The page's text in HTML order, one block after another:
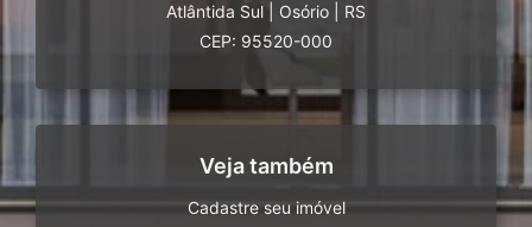
Atlântida Sul
Osório
RS
CEP: 95520-000
Veja também
Cadastre seu imóvel